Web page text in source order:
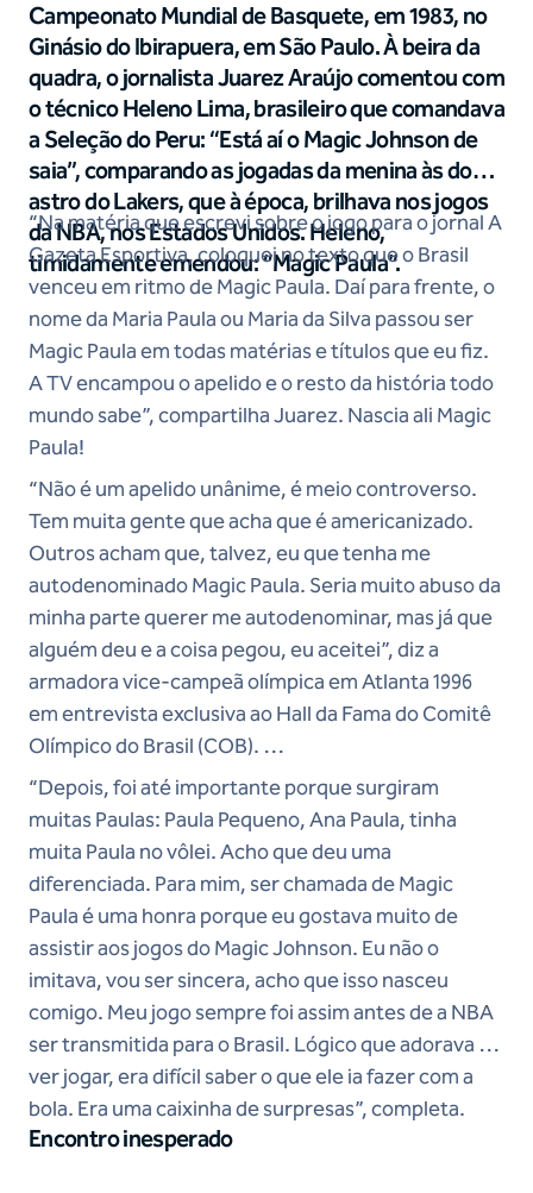
Campeonato Mundial de Basquete, em 1983, no
Ginásio do Ibirapuera, em São Paulo. À beira da
quadra, o jornalista Juarez Araújo comentou com
o técnico Heleno Lima, brasileiro que comandava
a Seleção do Peru: “Está aí o Magic Johnson de
saia”, comparando as jogadas da menina às do
astro do Lakers, que à época, brilhava nos jogos
da NBA, nos Estados Unidos. Heleno,
timidamente emendou: “Magic Paula”.
“Na matéria que escrevi sobre o jogo para o jornal A
Gazeta Esportiva, coloquei no texto que o Brasil
venceu em ritmo de Magic Paula. Daí para frente, o
nome da Maria Paula ou Maria da Silva passou ser
Magic Paula em todas matérias e títulos que eu fiz.
A TV encampou o apelido e o resto da história todo
mundo sabe”, compartilha Juarez. Nascia ali Magic
Paula!
“Não é um apelido unânime, é meio controverso.
Tem muita gente que acha que é americanizado.
Outros acham que, talvez, eu que tenha me
autodenominado Magic Paula. Seria muito abuso da
minha parte querer me autodenominar, mas já que
alguém deu e a coisa pegou, eu aceitei”, diz a
armadora vice-campeã olímpica em Atlanta 1996
em entrevista exclusiva ao Hall da Fama do Comitê
Olímpico do Brasil (COB).
“Depois, foi até importante porque surgiram
muitas Paulas: Paula Pequeno, Ana Paula, tinha
muita Paula no vôlei. Acho que deu uma
diferenciada. Para mim, ser chamada de Magic
Paula é uma honra porque eu gostava muito de
assistir aos jogos do Magic Johnson. Eu não o
imitava, vou ser sincera, acho que isso nasceu
comigo. Meu jogo sempre foi assim antes de a NBA
ser transmitida para o Brasil. Lógico que adorava o
ver jogar, era difícil saber o que ele ia fazer com a
bola. Era uma caixinha de surpresas”, completa.
Encontro inesperado